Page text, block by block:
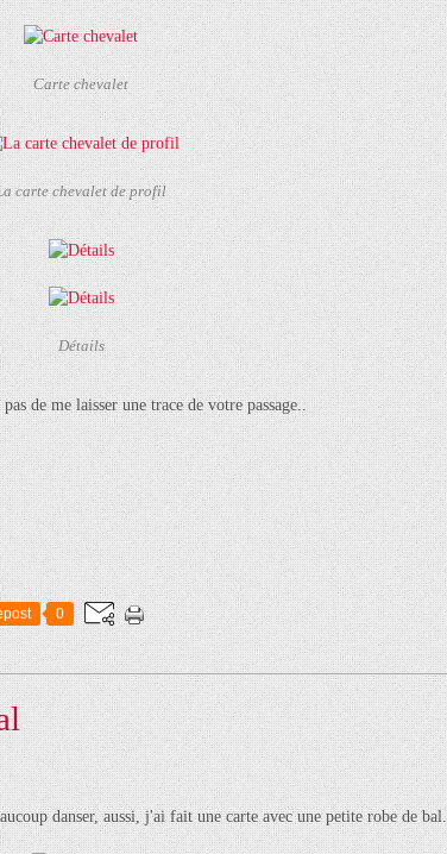
Carte chevalet
carte chevalet de profil
Détails
de me laisser une trace de votre passage..
0
danser, aussi, j'ai fait une carte avec une petite robe de bal.